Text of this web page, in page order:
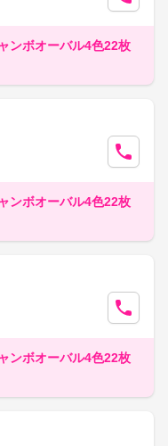
ンボオーバル4色22枚
ンボオーバル4色22枚
ンボオーバル4色22枚